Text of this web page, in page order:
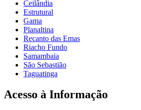
Ceilândia
Estrutural
Gama
Planaltina
Recanto das Emas
Riacho Fundo
Samambaia
São Sebastião
Taguatinga
Acesso à Informação